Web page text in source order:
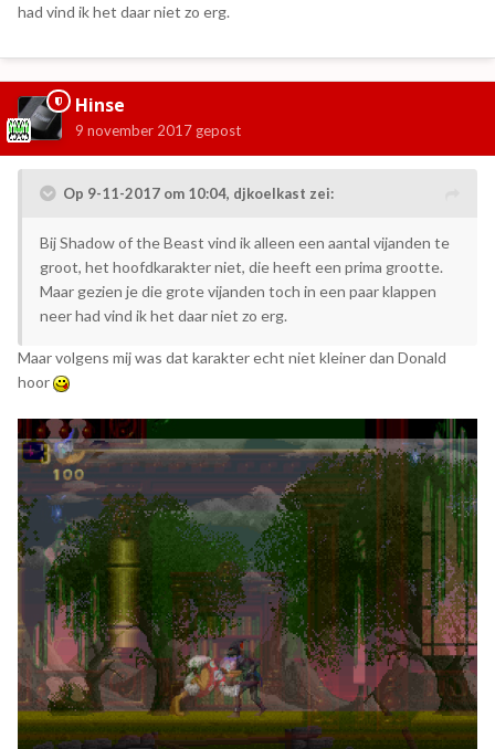
had vind ik het daar niet zo erg.
Hinse
9 november 2017 gepost
Op 9-11-2017 om 10:04, djkoelkast zei:
Bij Shadow of the Beast vind ik alleen een aantal vijanden te
groot, het hoofdkarakter niet, die heeft een prima grootte.
Maar gezien je die grote vijanden toch in een paar klappen
neer had vind ik het daar niet zo erg.
Maar volgens mij was dat karakter echt niet kleiner dan Donald
hoor